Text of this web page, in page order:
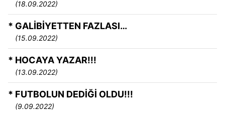
(18.09.2022)
* GALİBİYETTEN FAZLASI…
(15.09.2022)
* HOCAYA YAZAR!!!
(13.09.2022)
* FUTBOLUN DEDİĞİ OLDU!!!
(9.09.2022)